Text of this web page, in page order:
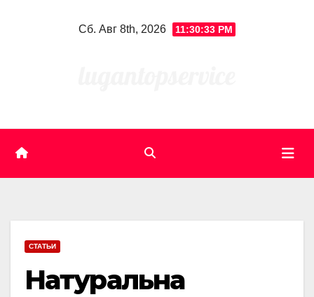
Сб. Авг 8th, 2026 11:30:34 PM
СТАТЬИ
Натуральна